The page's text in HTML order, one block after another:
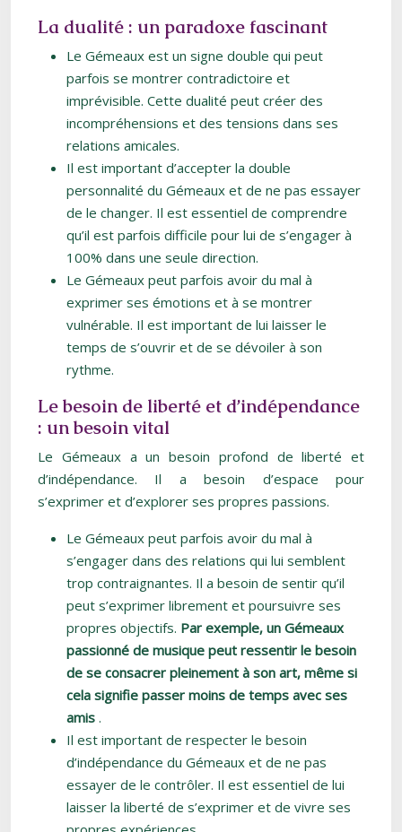
La dualité : un paradoxe fascinant
Le Gémeaux est un signe double qui peut
parfois se montrer contradictoire et
imprévisible. Cette dualité peut créer des
incompréhensions et des tensions dans ses
relations amicales.
Il est important d’accepter la double
personnalité du Gémeaux et de ne pas essayer
de le changer. Il est essentiel de comprendre
qu’il est parfois difficile pour lui de s’engager à
100% dans une seule direction.
Le Gémeaux peut parfois avoir du mal à
exprimer ses émotions et à se montrer
vulnérable. Il est important de lui laisser le
temps de s’ouvrir et de se dévoiler à son
rythme.
Le besoin de liberté et d’indépendance
: un besoin vital
Le Gémeaux a un besoin profond de liberté et
d’indépendance. Il a besoin d’espace pour
s’exprimer et d’explorer ses propres passions.
Le Gémeaux peut parfois avoir du mal à
s’engager dans des relations qui lui semblent
trop contraignantes. Il a besoin de sentir qu’il
peut s’exprimer librement et poursuivre ses
propres objectifs. Par exemple, un Gémeaux
passionné de musique peut ressentir le besoin
de se consacrer pleinement à son art, même si
cela signifie passer moins de temps avec ses
amis .
Il est important de respecter le besoin
d’indépendance du Gémeaux et de ne pas
essayer de le contrôler. Il est essentiel de lui
laisser la liberté de s’exprimer et de vivre ses